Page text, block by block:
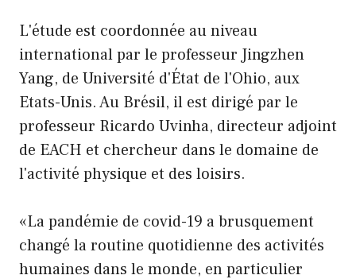
L'étude est coordonnée au niveau
international par le professeur Jingzhen
Yang, de Université d'État de l'Ohio, aux
Etats-Unis. Au Brésil, il est dirigé par le
professeur Ricardo Uvinha, directeur adjoint
de EACH et chercheur dans le domaine de
l'activité physique et des loisirs.
«La pandémie de covid-19 a brusquement
changé la routine quotidienne des activités
humaines dans le monde, en particulier